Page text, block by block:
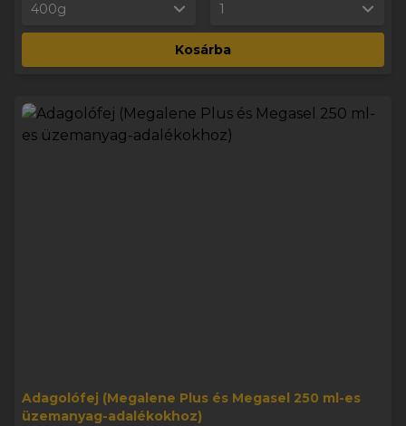
400g
1
Kosárba
Adagolófej (Megalene Plus és Megasel 250 ml-es
üzemanyag-adalékokhoz)